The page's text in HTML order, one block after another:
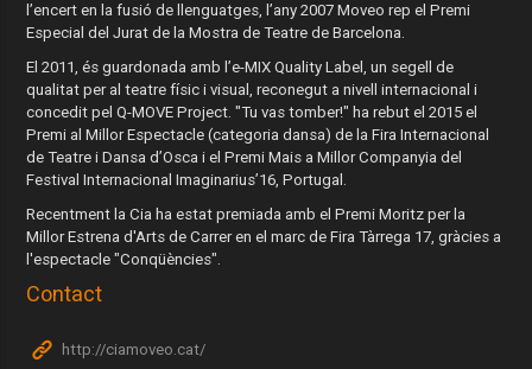
l’encert en la fusió de llenguatges, l’any 2007 Moveo rep el Premi
Especial del Jurat de la Mostra de Teatre de Barcelona.
El 2011, és guardonada amb l’e-MIX Quality Label, un segell de
qualitat per al teatre físic i visual, reconegut a nivell internacional i
concedit pel Q-MOVE Project. "Tu vas tomber!" ha rebut el 2015 el
Premi al Millor Espectacle (categoria dansa) de la Fira Internacional
de Teatre i Dansa d’Osca i el Premi Mais a Millor Companyia del
Festival Internacional Imaginarius’16, Portugal.
Recentment la Cia ha estat premiada amb el Premi Moritz per la
Millor Estrena d'Arts de Carrer en el marc de Fira Tàrrega 17, gràcies a
l'espectacle "Conqüències".
Contact
http://ciamoveo.cat/